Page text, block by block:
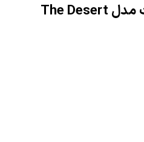
لگو 519 تکه ماینکرافت مدل The Desert